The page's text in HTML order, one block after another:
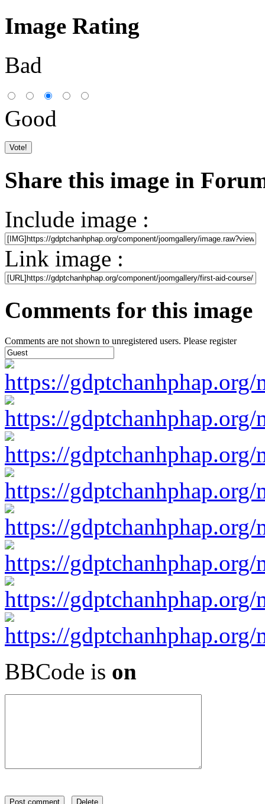
Image Rating
Bad
Good
Share this image in
Include image :
Link image :
Comments for this image
Comments are not shown to unregistered users. Please register
BBCode is on